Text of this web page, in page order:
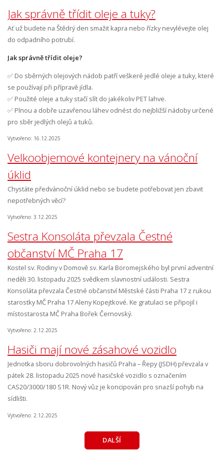
Jak správně třídit oleje a tuky?
Ať už budete na Štědrý den smažit kapra nebo řízky nevylévejte olej
do odpadního potrubí.
Jak správně třídit oleje?
✅ Do sběrných olejových nádob patří veškeré jedlé oleje a tuky, které
se používají při přípravě jídla.
✅ Použité oleje a tuky stačí slít do jakékoliv PET lahve.
✅ Plnou a dobře uzavřenou láhev odnést do nejbližší nádoby určené
pro sběr jedlých olejů a tuků.
Vytvořeno: 16.12.2025
Velkoobjemové kontejnery na vánoční
úklid
Chystáte předvánoční úklid nebo se budete potřebovat jen zbavit
nepotřebných věcí?
Vytvořeno: 3.12.2025
Sestra Konsoláta převzala Čestné
občanství MČ Praha 17
Kostel sv. Rodiny v Domově sv. Karla Boromejského byl první adventní
neděli 30. listopadu 2025 svědkem slavnostní události. Sestra
Konsoláta převzala Čestné občanství Městské části Praha 17 z rukou
starostky MČ Praha 17 Aleny Kopejtkové. Ke gratulaci se připojil i
místostarosta MČ Praha Bořek Černovský.
Vytvořeno: 2.12.2025
Hasiči mají nové zásahové vozidlo
Jednotka sboru dobrovolných hasičů Praha – Řepy (JSDH) převzala v
pátek 28. listopadu 2025 nové hasičské vozidlo s označením
CAS20/3000/180 S1R. Nový vůz je koncipován pro snazší pohyb na
sídlišti.
Vytvořeno: 2.12.2025
DALŠÍ